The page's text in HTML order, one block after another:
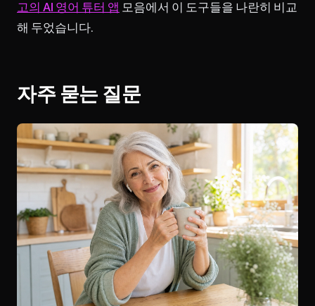
고의 AI 영어 튜터 앱 모음에서 이 도구들을 나란히 비교
해 두었습니다.
자주 묻는 질문